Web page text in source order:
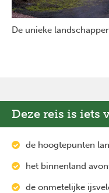
De unieke
Deze reis is iets
de hoogtepunten
het binnenland
de onmetelijke